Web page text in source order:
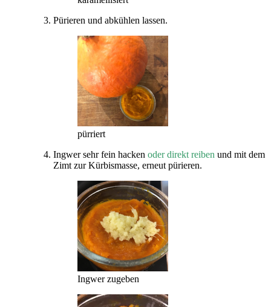
Pürieren und abkühlen lassen.
pürriert
Ingwer sehr fein hacken oder direkt reiben und mit dem
Zimt zur Kürbismasse, erneut pürieren.
Ingwer zugeben